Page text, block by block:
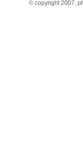
© copyright 2007,